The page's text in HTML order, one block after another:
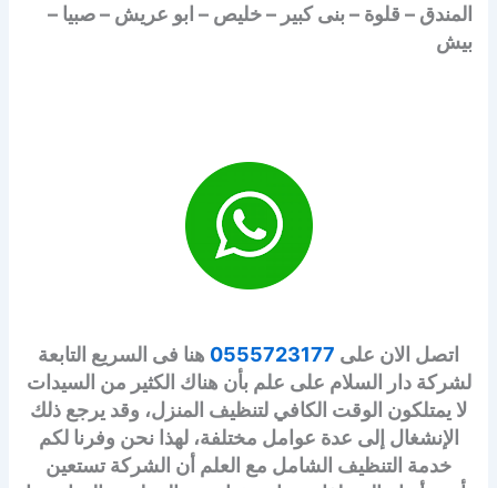
المندق – قلوة – بنى كبير – خليص – ابو عريش – صبيا –
بيش
اتصل الان على 0555723177 هنا فى السريع التابعة
لشركة دار السلام على علم بأن هناك الكثير من السيدات
لا يمتلكون الوقت الكافي لتنظيف المنزل، وقد يرجع ذلك
الإنشغال إلى عدة عوامل مختلفة، لهذا نحن وفرنا لكم
خدمة التنظيف الشامل مع العلم أن الشركة تستعين